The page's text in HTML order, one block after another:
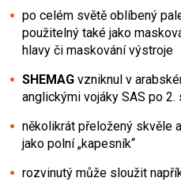
po celém světě oblíbený
použitelný také jako
hlavy či maskování výstroje
SHEMAG vzniknul v
anglickými vojáky SAS po
několikrát přeložený skvěle
jako polní „kapesník“
rozvinutý může sloužit